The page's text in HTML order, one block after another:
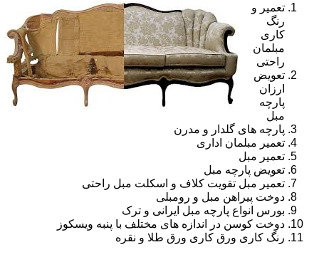
تعمیر و
رنگ
کاری
مبلمان
راحتی
تعویض
ارزان
پارچه
مبل
پارچه های گلدار و مدرن
تعمیر مبلمان اداری
تعمیر مبل
تعویض پارچه مبل
تعمیر مبل تقویت کلاف و اسکلت مبل راحتی
دوخت پیراهن مبل و رومبلی
بورس انواع پارچه مبل ایرانی و ترک
دوخت کوسن در اندازه های مختلف با پنبه ویسکوز
رنگ کاری ورق کاری ورق طلا و نقره